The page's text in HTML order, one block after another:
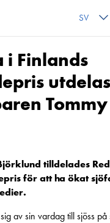
SV
i Finlands
Tommy
tilldelades
för att ha ökat
av sin vardag till sjöss